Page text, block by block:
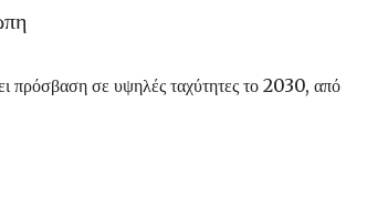
πρόσβαση σε υψηλές ταχύτητες το 2030, από